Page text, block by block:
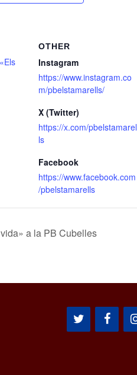
OTHER
Instagram
https://www.instagram.co
m/pbelstamarells/
X (Twitter)
https://x.com/pbelstamarel
ls
Facebook
https://www.facebook.com
/pbelstamarells
a la PB Cubelles